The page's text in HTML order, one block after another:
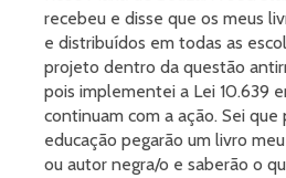
recebeu e disse que os meus
e distribuídos em todas as
projeto dentro da questão
pois implementei a Lei 10.639
continuam com a ação. Sei que
educação pegarão um livro
ou autor negra/o e saberão o